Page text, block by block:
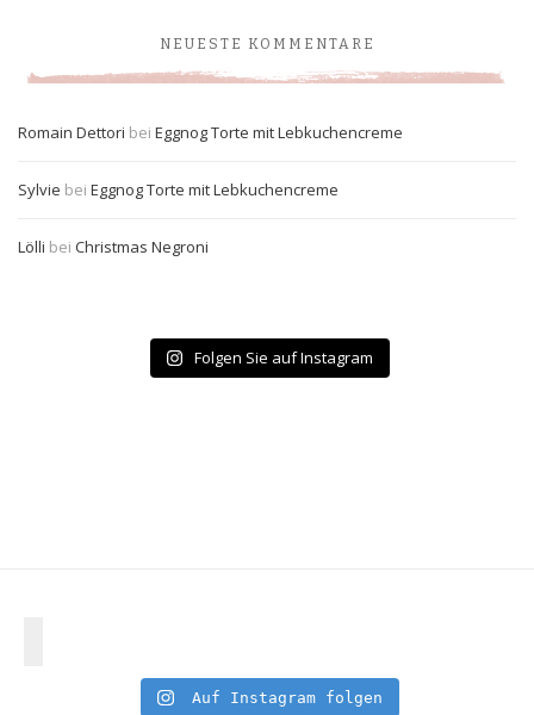
NEUESTE KOMMENTARE
Romain Dettori bei Eggnog Torte mit Lebkuchencreme
Sylvie bei Eggnog Torte mit Lebkuchencreme
Lölli bei Christmas Negroni
Folgen Sie auf Instagram
Auf Instagram folgen